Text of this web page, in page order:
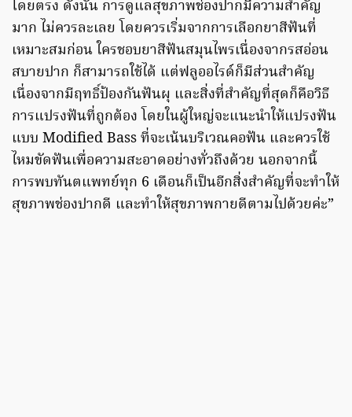
โดยตรง ดังนั้น การดูแลสุขภาพช่องปากมีความสำคัญ
มาก ไม่ควรละเลย โดยควรเริ่มจากการเลือกยาสีฟันที่
เหมาะสมก่อน ใครชอบยาสีฟันสมุนไพรเนื่องจากรสอ่อน
สบายปาก ก็สามารถใช้ได้ แต่ฟลูออไรด์ก็มีส่วนสำคัญ
เนื่องจากมีฤทธิ์ป้องกันฟันผุ และสิ่งที่สำคัญที่สุดก็คือวิธี
การแปรงฟันที่ถูกต้อง โดยในผู้ใหญ่จะแนะนำให้แปรงฟัน
แบบ Modified Bass ที่จะเน้นบริเวณคอฟัน และควรใช้
ไหมขัดฟันเพื่อความสะอาดอย่างทั่วถึงด้วย นอกจากนี้
การพบทันตแพทย์ทุก 6 เดือนก็เป็นอีกสิ่งสำคัญที่จะทำให้
สุขภาพช่องปากดี และทำให้สุขภาพกายดีตามไปด้วยค่ะ”